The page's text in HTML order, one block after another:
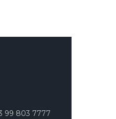
99 803 7777